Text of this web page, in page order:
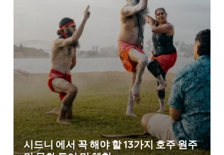
시드니 에서 꼭 해야 할 13가지 호주 원주